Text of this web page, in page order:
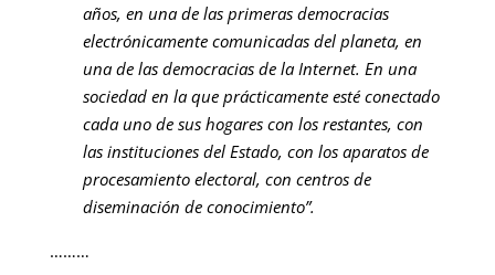
años, en una de las primeras democracias
electrónicamente comunicadas del planeta, en
una de las democracias de la Internet. En una
sociedad en la que prácticamente esté conectado
cada uno de sus hogares con los restantes, con
las instituciones del Estado, con los aparatos de
procesamiento electoral, con centros de
diseminación de conocimiento”.
………